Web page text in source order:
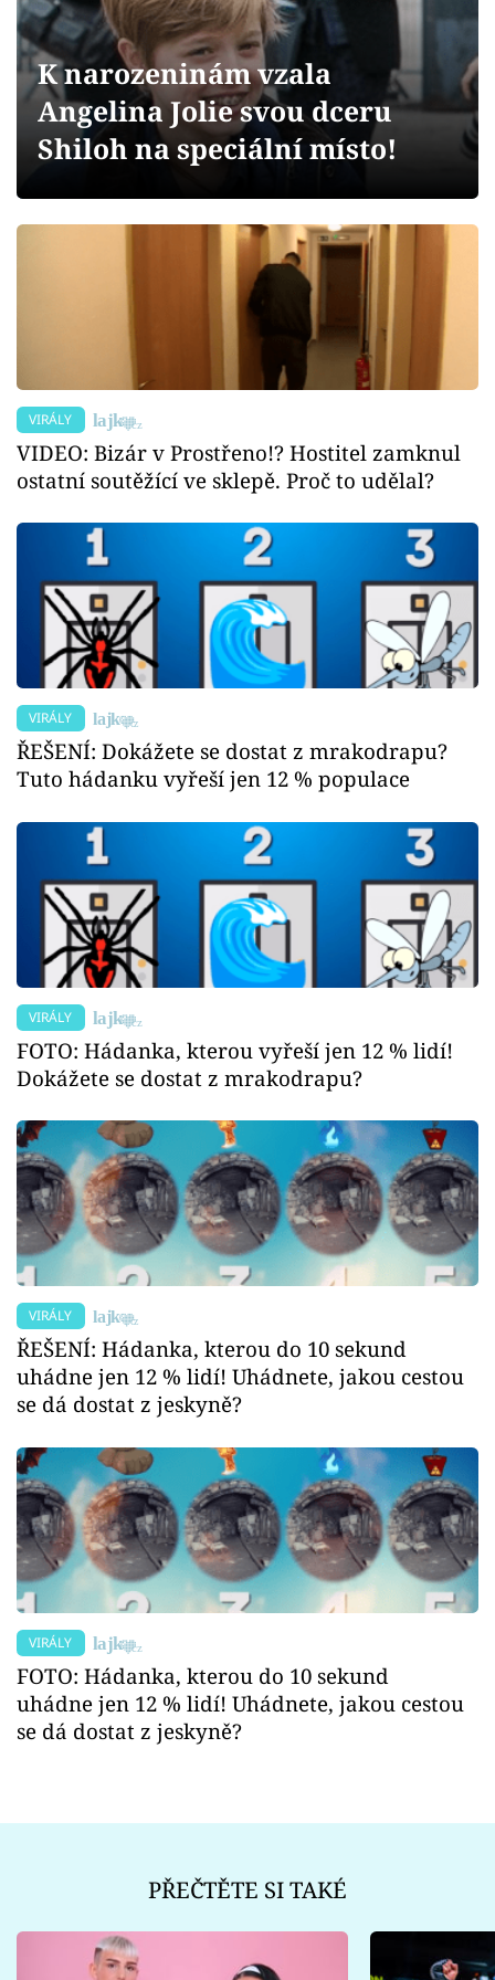
Videa
Sledujte prima+
K narozeninám vzala
Angelina Jolie svou dceru
Shiloh na speciální místo!
VIRÁLY
VIDEO: Bizár v Prostřeno!? Hostitel zamknul
ostatní soutěžící ve sklepě. Proč to udělal?
VIRÁLY
ŘEŠENÍ: Dokážete se dostat z mrakodrapu?
Tuto hádanku vyřeší jen 12 % populace
VIRÁLY
FOTO: Hádanka, kterou vyřeší jen 12 % lidí!
Dokážete se dostat z mrakodrapu?
VIRÁLY
ŘEŠENÍ: Hádanka, kterou do 10 sekund
uhádne jen 12 % lidí! Uhádnete, jakou cestou
se dá dostat z jeskyně?
VIRÁLY
FOTO: Hádanka, kterou do 10 sekund
uhádne jen 12 % lidí! Uhádnete, jakou cestou
se dá dostat z jeskyně?
PŘEČTĚTE SI TAKÉ